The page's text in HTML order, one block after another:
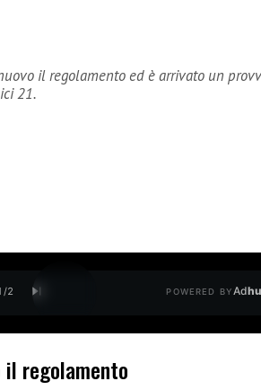
il regolamento ed è arrivato un
21.
/2 POWERED BYAd
regolamento